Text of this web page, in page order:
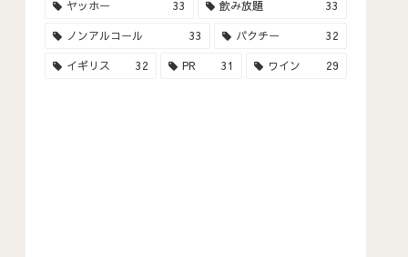
ヤッホー 33 飲み放題 33
ノンアルコール 33 パクチー 32
イギリス 32 PR 31 ワイン 29